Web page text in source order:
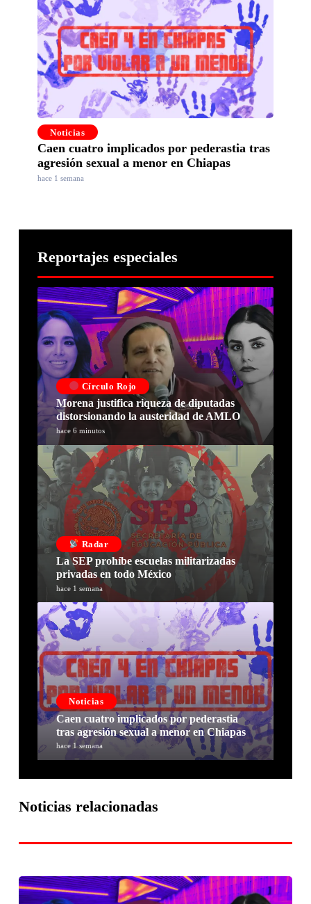
Noticias
Caen cuatro implicados por pederastia tras
agresión sexual a menor en Chiapas
hace 1 semana
Reportajes especiales
Círculo Rojo
Morena justifica riqueza de diputadas
distorsionando la austeridad de AMLO
hace 6 minutos
Radar
La SEP prohíbe escuelas militarizadas
privadas en todo México
hace 1 semana
Noticias
Caen cuatro implicados por pederastia
tras agresión sexual a menor en Chiapas
hace 1 semana
Noticias relacionadas